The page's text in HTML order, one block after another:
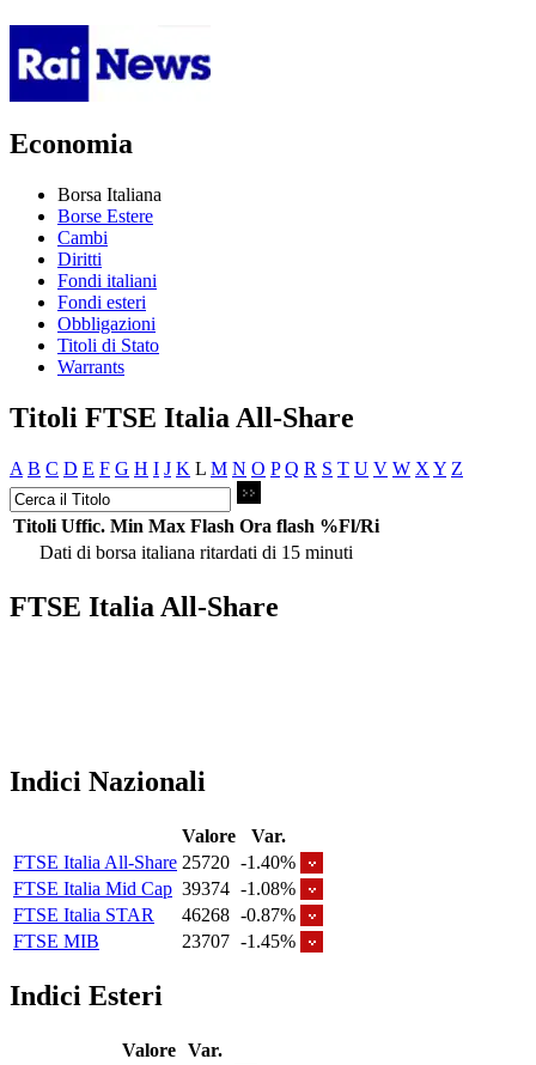
Economia
Borsa Italiana
Borse Estere
Cambi
Diritti
Fondi italiani
Fondi esteri
Obbligazioni
Titoli di Stato
Warrants
Titoli FTSE Italia All-Share
A B C D E F G H I J K L M N O P Q R S T U V W X Y Z
Titoli Uffic. Min Max Flash Ora flash %Fl/Ri
Dati di borsa italiana ritardati di 15 minuti
FTSE Italia All-Share
Indici Nazionali
Valore
Var.
FTSE Italia All-Share 25720 -1.40%
FTSE Italia Mid Cap 39374 -1.08%
FTSE Italia STAR
46268 -0.87%
FTSE MIB
23707 -1.45%
Indici Esteri
Valore Var.